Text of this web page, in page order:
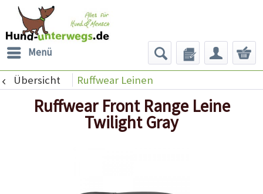
Menü
Übersicht Ruffwear Leinen
Ruffwear Front Range Leine
Twilight Gray